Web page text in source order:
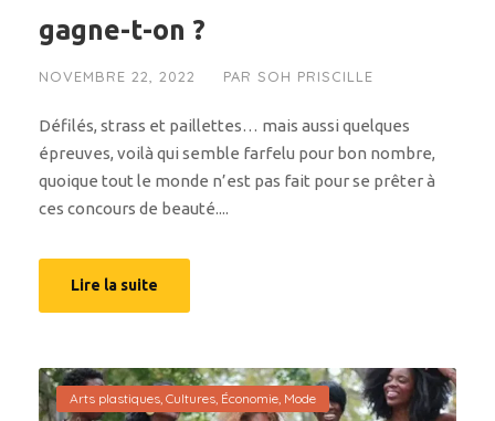
gagne-t-on ?
NOVEMBRE 22, 2022 PAR SOH PRISCILLE
Défilés, strass et paillettes… mais aussi quelques
épreuves, voilà qui semble farfelu pour bon nombre,
quoique tout le monde n’est pas fait pour se prêter à
ces concours de beauté....
Lire la suite
Arts plastiques, Cultures, Économie, Mode